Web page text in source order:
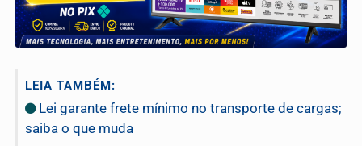
LEIA TAMBÉM:
Lei garante frete mínimo no transporte de cargas;
saiba o que muda